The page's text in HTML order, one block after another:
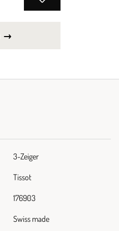
3-Zeiger
Tissot
176903
Swiss made